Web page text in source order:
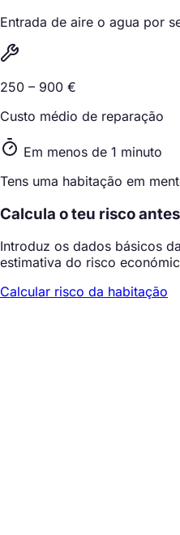
Entrada de aire o agua por
250 – 900 €
Custo médio de reparação
Em menos de 1 minuto
Tens uma habitação em
Calcula o teu risco
Introduz os dados básicos
estimativa do risco
Calcular risco da habitação